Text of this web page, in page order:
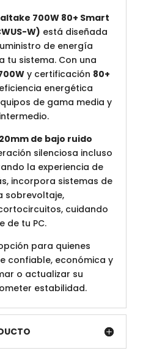
700W 80+ Smart
W) está diseñada
de energía
tu sistema. Con una
y certificación 80+
energética
de gama media y
de bajo ruido
silenciosa incluso
la experiencia de
incorpora sistemas de
sobrevoltaje,
cuidando
de tu PC.
para quienes
confiable, económica y
o actualizar su
estabilidad.